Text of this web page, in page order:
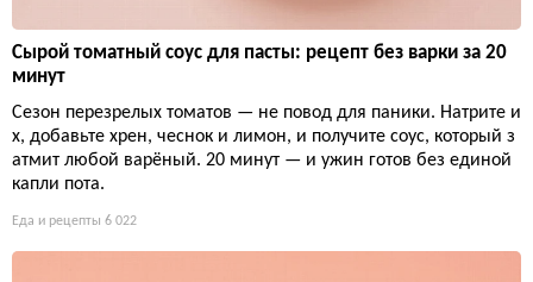
Сырой томатный соус для пасты: рецепт без варки за 20
минут
Сезон перезрелых томатов — не повод для паники. Натрите и
х, добавьте хрен, чеснок и лимон, и получите соус, который з
атмит любой варёный. 20 минут — и ужин готов без единой
капли пота.
Еда и рецепты 6 022